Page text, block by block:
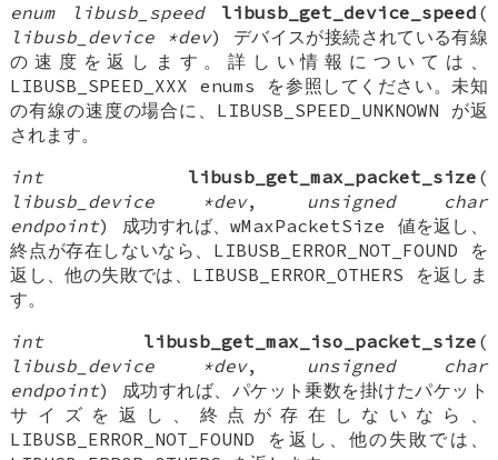
enum libusb_speed
libusb_get_device_speed (
libusb_device *dev) デバイスが接続されている有線
の速度を返します。詳しい情報については、
LIBUSB_SPEED_XXX enums を参照してください。未知
の有線の速度の場合に、LIBUSB_SPEED_UNKNOWN が返
されます。
int
libusb_get_max_packet_size (
libusb_device *dev, unsigned char
endpoint) 成功すれば、wMaxPacketSize 値を返し、
終点が存在しないなら、LIBUSB_ERROR_NOT_FOUND を
返し、他の失敗では、LIBUSB_ERROR_OTHERS を返しま
す。
int
libusb_get_max_iso_packet_size (
libusb_device *dev, unsigned char
endpoint) 成功すれば、パケット乗数を掛けたパケット
サイズを返し、終点が存在しないなら、
LIBUSB_ERROR_NOT_FOUND を返し、他の失敗では、